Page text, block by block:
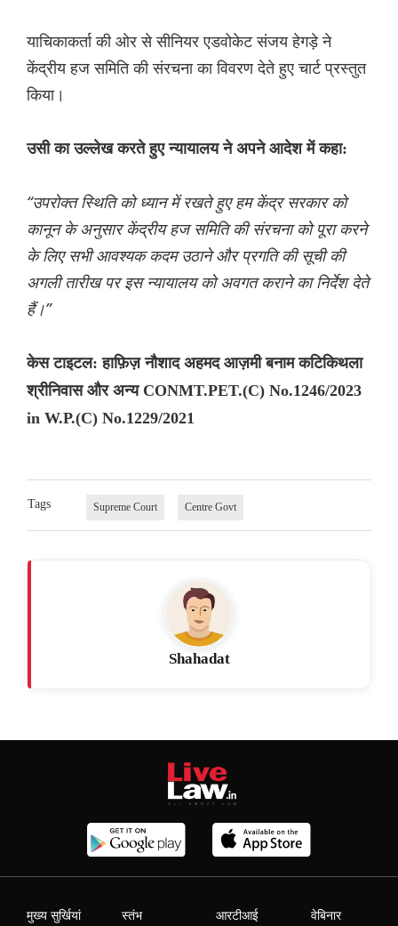
याचिकाकर्ता की ओर से सीनियर एडवोकेट संजय हेगड़े ने
केंद्रीय हज समिति की संरचना का विवरण देते हुए चार्ट प्रस्तुत
किया।
उसी का उल्लेख करते हुए न्यायालय ने अपने आदेश में कहा:
“उपरोक्त स्थिति को ध्यान में रखते हुए हम केंद्र सरकार को
कानून के अनुसार केंद्रीय हज समिति की संरचना को पूरा करने
के लिए सभी आवश्यक कदम उठाने और प्रगति की सूची की
अगली तारीख पर इस न्यायालय को अवगत कराने का निर्देश देते
हैं।”
केस टाइटल: हाफ़िज़ नौशाद अहमद आज़मी बनाम कटिकिथला
श्रीनिवास और अन्य CONMT.PET.(C) No.1246/2023
in W.P.(C) No.1229/2021
Tags Supreme Court Centre Govt
Shahadat
मुख्य सुर्खियां स्तंभ आरटीआई वेबिनार